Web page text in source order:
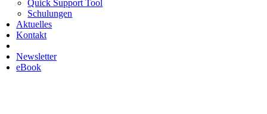
Quick Support Tool
Schulungen
Aktuelles
Kontakt
Newsletter
eBook